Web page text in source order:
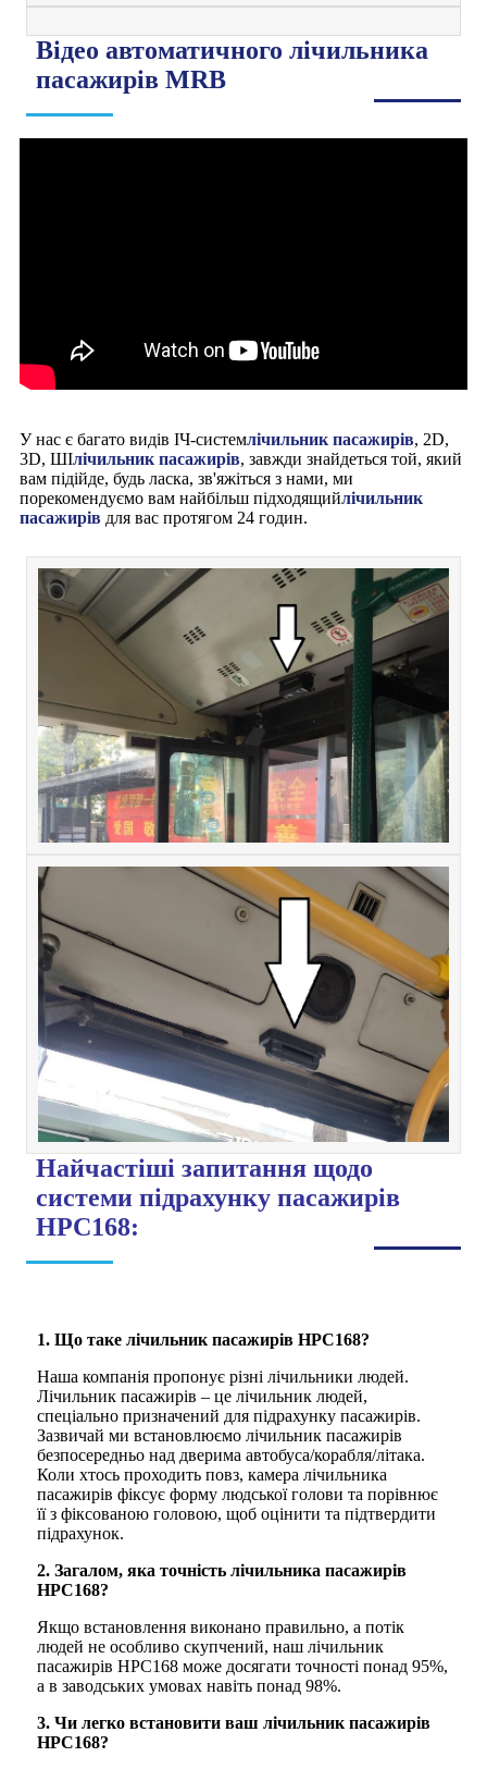
Відео автоматичного лічильника
пасажирів MRB
У нас є багато видів ІЧ-системлічильник пасажирів, 2D,
3D, ШІлічильник пасажирів, завжди знайдеться той, який
вам підійде, будь ласка, зв'яжіться з нами, ми
порекомендуємо вам найбільш підходящийлічильник
пасажирів для вас протягом 24 годин.
Найчастіші запитання щодо
системи підрахунку пасажирів
HPC168:
1. Що таке лічильник пасажирів HPC168?
Наша компанія пропонує різні лічильники людей.
Лічильник пасажирів – це лічильник людей,
спеціально призначений для підрахунку пасажирів.
Зазвичай ми встановлюємо лічильник пасажирів
безпосередньо над дверима автобуса/корабля/літака.
Коли хтось проходить повз, камера лічильника
пасажирів фіксує форму людської голови та порівнює
її з фіксованою головою, щоб оцінити та підтвердити
підрахунок.
2. Загалом, яка точність лічильника пасажирів
HPC168?
Якщо встановлення виконано правильно, а потік
людей не особливо скупчений, наш лічильник
пасажирів HPC168 може досягати точності понад 95%,
а в заводських умовах навіть понад 98%.
3. Чи легко встановити ваш лічильник пасажирів
HPC168?